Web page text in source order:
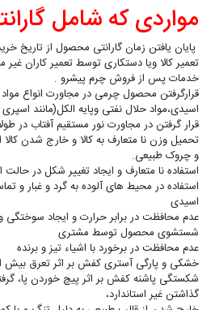
مواردی که شامل
پایان یافتن زمان گارانتی محصول از تاریخ خرید
تعمیر کالا ویا دستکاری توسط تعمیر کاران غیر
خدمات پس از فروش چرم پیشرو .
قرارگرفتن محصول چرمی در مجاورت انواع
اسیدی،مواد حلال نفتی وپایه الکل(مانند
قرار گرفتن در مجاورت نور مستقیم آفتاب در
تحمیل وزن نا متعارف به کالا و خارج شدن
و چروک طبیعی.
استفاده نا متعارف و ایجاد تغییر شکل در
استفاده در محیط های آلوده به گرد و غبار و
اسیدی
عدم محافظت در برابر حرارت و ایجاد سوختگی
شستشوی محصول توسط مشتری
عدم محافظت در برخورد با اشیاء تیز و برنده
خشکی و پارگی آستری کفش بر اثر تعرق بیش
شکستگی پاشنه کفش بر اثر پیچ خوردن پا،
گذاشتن غیر استاندارد،